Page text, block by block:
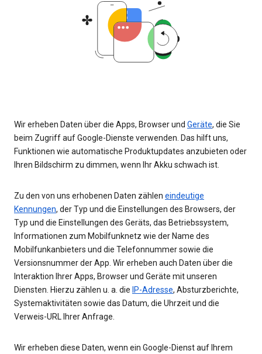
Wir erheben Daten über die Apps, Browser und Geräte, die Sie
beim Zugriff auf Google-Dienste verwenden. Das hilft uns,
Funktionen wie automatische Produktupdates anzubieten oder
Ihren Bildschirm zu dimmen, wenn Ihr Akku schwach ist.
Zu den von uns erhobenen Daten zählen eindeutige
Kennungen, der Typ und die Einstellungen des Browsers, der
Typ und die Einstellungen des Geräts, das Betriebssystem,
Informationen zum Mobilfunknetz wie der Name des
Mobilfunkanbieters und die Telefonnummer sowie die
Versionsnummer der App. Wir erheben auch Daten über die
Interaktion Ihrer Apps, Browser und Geräte mit unseren
Diensten. Hierzu zählen u. a. die IP-Adresse, Absturzberichte,
Systemaktivitäten sowie das Datum, die Uhrzeit und die
Verweis-URL Ihrer Anfrage.
Wir erheben diese Daten, wenn ein Google-Dienst auf Ihrem